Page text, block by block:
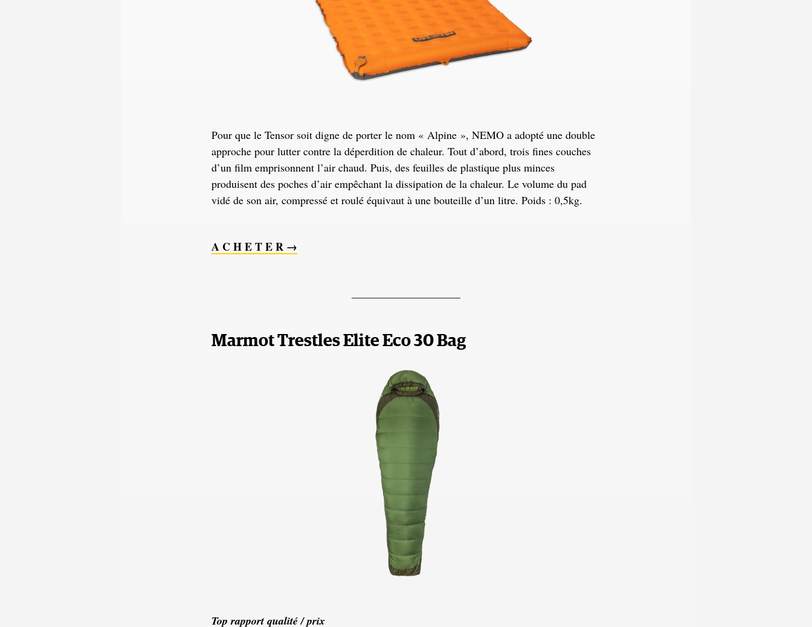
Pour que le Tensor soit digne de porter le nom « Alpine », NEMO a adopté une double
approche pour lutter contre la déperdition de chaleur. Tout d’abord, trois fines couches
d’un film emprisonnent l’air chaud. Puis, des feuilles de plastique plus minces
produisent des poches d’air empêchant la dissipation de la chaleur. Le volume du pad
vidé de son air, compressé et roulé équivaut à une bouteille d’un litre. Poids : 0,5kg.
A C H E T E R →
Marmot Trestles Elite Eco 30 Bag
Top rapport qualité / prix